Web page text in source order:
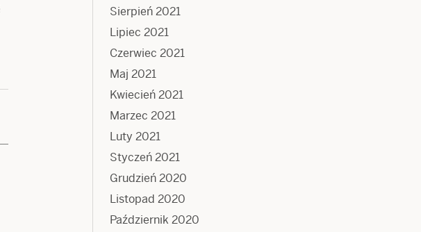
Sierpień 2021
Lipiec 2021
Czerwiec 2021
Maj 2021
Kwiecień 2021
Marzec 2021
Luty 2021
Styczeń 2021
Grudzień 2020
Listopad 2020
Październik 2020